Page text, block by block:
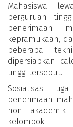
Mahasiswa
perguruan
penerimaan
kepramukaan,
beberapa
dipersiapkan
tinggi tersebut.
Sosialisasi
penerimaan
non akademik
kelompok.